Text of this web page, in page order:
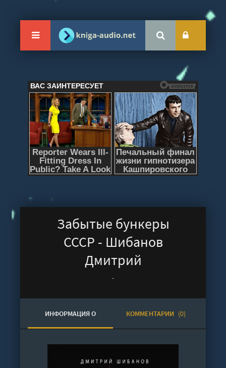
Забытые бункеры
СССР - Шибанов
Дмитрий
-
ИНФОРМАЦИЯ О
АУДИОКНИГЕ
КОММЕНТАРИИ (0)